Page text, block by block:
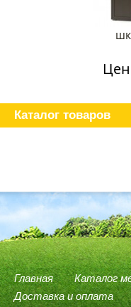
Каталог товаров
Главная Каталог
Доставка и оплата